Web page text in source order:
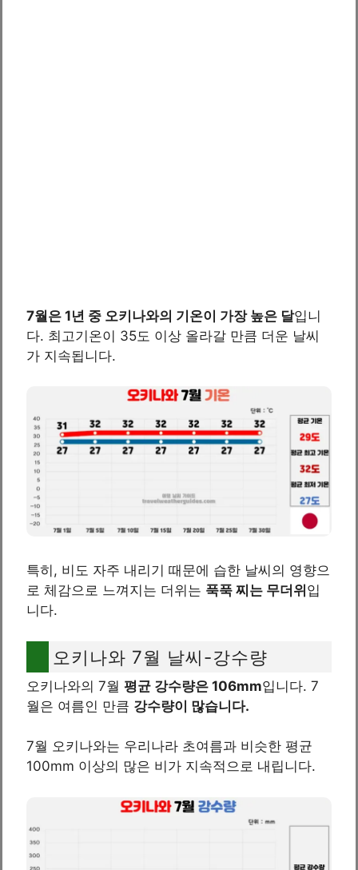
7월은 1년 중 오키나와의 기온이 가장 높은 달입니
다. 최고기온이 35도 이상 올라갈 만큼 더운 날씨
가 지속됩니다.
특히, 비도 자주 내리기 때문에 습한 날씨의 영향으
로 체감으로 느껴지는 더위는 푹푹 찌는 무더위 입
니다.
오키나와 7월 날씨-강수량
오키나와의 7월 평균 강수량은 106mm입니다. 7
월은 여름인 만큼 강수량이 많습니다.
7월 오키나와는 우리나라 초여름과 비슷한 평균
100mm 이상의 많은 비가 지속적으로 내립니다.